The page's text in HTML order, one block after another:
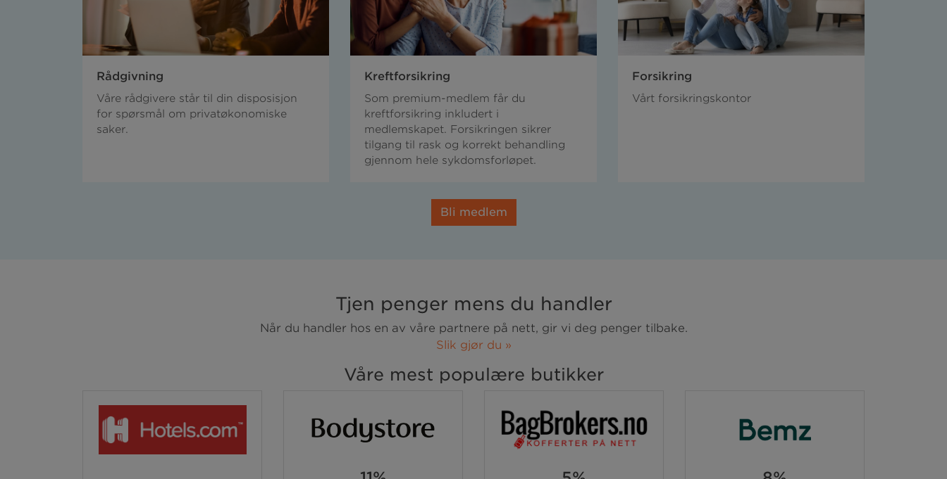
Rådgivning
Våre rådgivere står til din disposisjon
for spørsmål om privatøkonomiske
saker.
Kreftforsikring
Som premium-medlem får du
kreftforsikring inkludert i
medlemskapet. Forsikringen sikrer
tilgang til rask og korrekt behandling
gjennom hele sykdomsforløpet.
Forsikring
Vårt forsikringskontor
Bli medlem
Tjen penger mens du handler
Når du handler hos en av våre partnere på nett, gir vi deg penger tilbake.
Slik gjør du »
Våre mest populære butikker